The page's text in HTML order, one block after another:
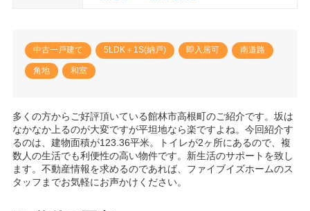
中古一戸建て 5LDK＋1S(納戸) 即入居可 南道路
角地 和室
多くの方からご好評頂いている館林市高根町のご紹介です。坂は
なかなか上るのが大変ですが平坦地なら楽ですよね。今回紹介す
るのは、建物面積が123.36平米。トイレが2ヶ所にあるので、複
数人の生活でも利便性の高い物件です。新生活のサポートを致し
ます。不動産情報を求めるのであれば、ファイブイズホームのス
タッフまでお気軽にお声かけください。